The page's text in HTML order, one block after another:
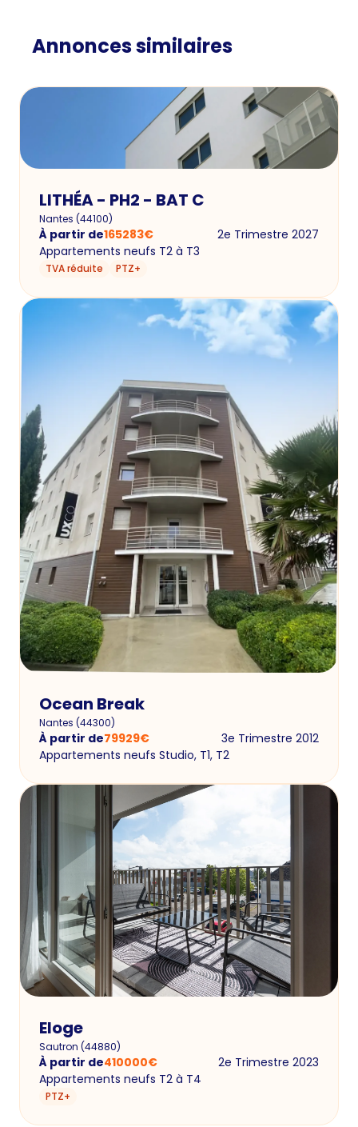
Annonces similaires
LITHÉA - PH2 - BAT C
Nantes (44100)
À partir de165283€
2e Trimestre 2027
Appartements neufs T2 à T3
TVA réduite PTZ+
Ocean Break
Nantes (44300)
À partir de79929€
3e Trimestre 2012
Appartements neufs Studio, T1, T2
Eloge
Sautron (44880)
À partir de410000€
2e Trimestre 2023
Appartements neufs T2 à T4
PTZ+